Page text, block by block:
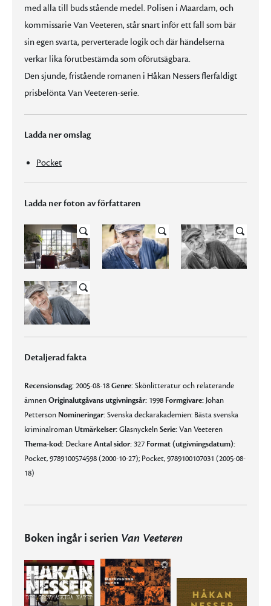
med alla till buds stående medel. Polisen i Maardam, och
kommissarie Van Veeteren, står snart inför ett fall som bär
sin egen svarta, perverterade logik och där händelserna
verkar lika förutbestämda som oförutsägbara.
Den sjunde, fristående romanen i Håkan Nessers flerfaldigt
prisbelönta Van Veeteren-serie.
Ladda ner omslag
Pocket
Ladda ner foton av författaren
Detaljerad fakta
Recensionsdag:2005-08-18Genre:Skönlitteratur och relaterande
ämnenOriginalutgåvans utgivningsår: 1998 Formgivare:Johan
Petterson Nomineringar:Svenska deckarakademien: Bästa svenska
kriminalroman Utmärkelser:GlasnyckelnSerie:Van Veeteren
Thema-kod: DeckareAntal sidor:327 Format (utgivningsdatum):
Pocket, 9789100574598 (2000-10-27); Pocket, 9789100107031 (2005-08-
18)
Boken ingår i serien Van Veeteren